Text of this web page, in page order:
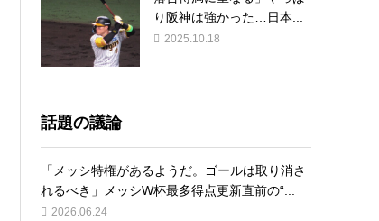
り阪神は強かった…日本...
2025.10.18
話題の議論
「メッシ特権があるようだ。ゴールは取り消さ
れるべき」メッシW杯最多得点更新直前の“...
2026.06.24